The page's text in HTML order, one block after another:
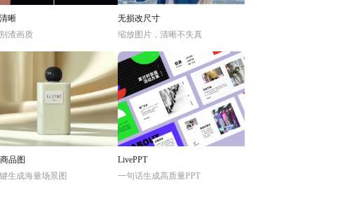
晰
渣画质
无损改尺寸
缩放图片，清晰不失真
品图
生成海量场景图
LivePPT
一句话生成高质量PPT